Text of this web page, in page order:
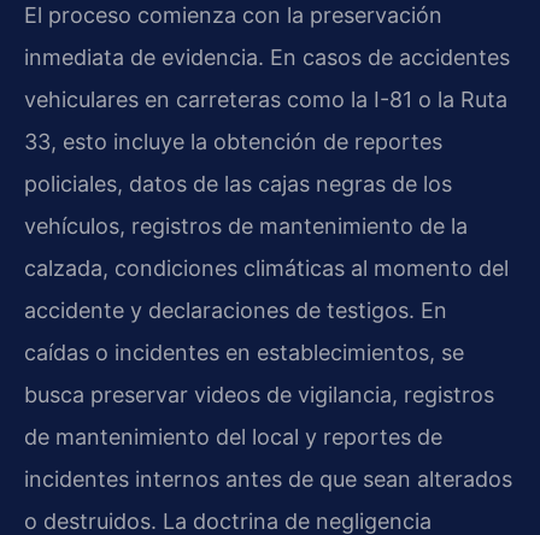
El proceso comienza con la preservación
inmediata de evidencia. En casos de accidentes
vehiculares en carreteras como la I-81 o la Ruta
33, esto incluye la obtención de reportes
policiales, datos de las cajas negras de los
vehículos, registros de mantenimiento de la
calzada, condiciones climáticas al momento del
accidente y declaraciones de testigos. En
caídas o incidentes en establecimientos, se
busca preservar videos de vigilancia, registros
de mantenimiento del local y reportes de
incidentes internos antes de que sean alterados
o destruidos. La doctrina de negligencia